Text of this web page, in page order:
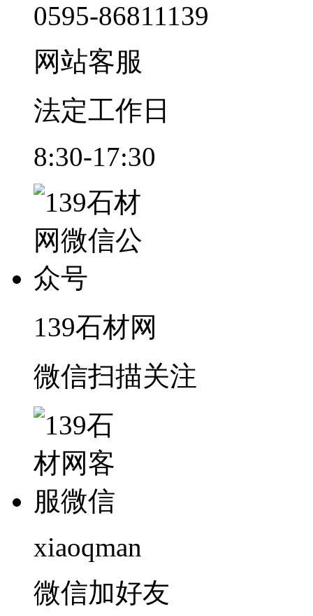
0595-86811139
网站客服
法定工作日
8:30-17:30
139石材网
微信扫描关注
xiaoqman
微信加好友